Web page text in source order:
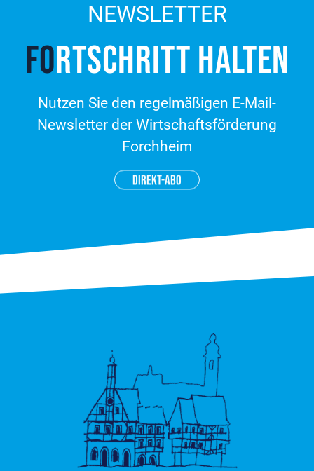
NEWSLETTER
FORT­SCHRITT HALTEN
Nutzen Sie den regelmäßigen E-Mail-
Newsletter der Wirtschaftsförderung
Forchheim
DIREKT-ABO